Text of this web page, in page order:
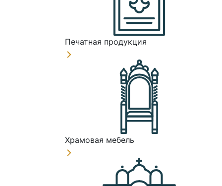
Печатная продукция
Храмовая мебель